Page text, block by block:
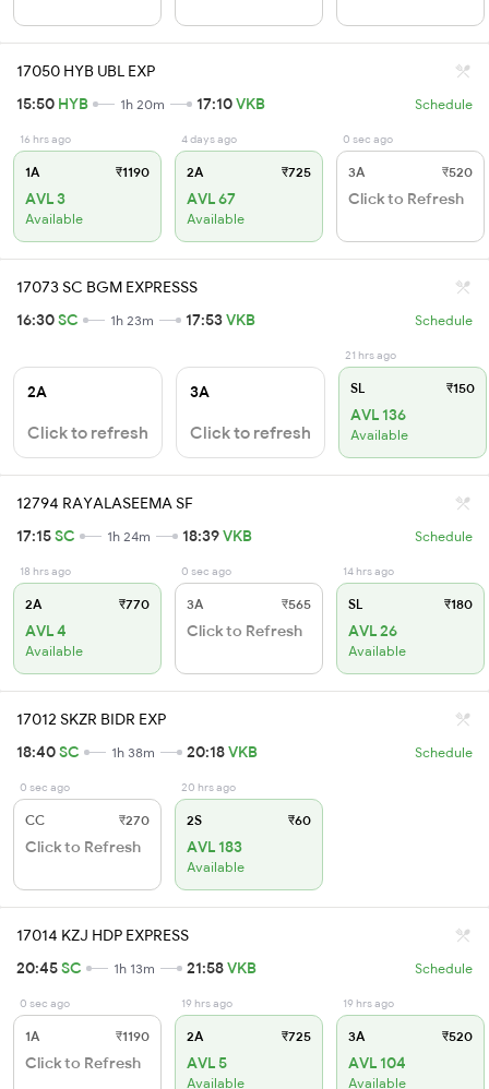
17050 HYB UBL EXP
15:50 HYB 1h 20m 17:10VKB Schedule
16 hrs ago
1A ₹1190
AVL 3
Available
4 days ago
2A ₹725
AVL 67
Available
0 sec ago
3A ₹520
Click to Refresh
17073 SC BGM EXPRESSS
16:30SC 1h 23m 17:53VKB Schedule
2A
Click to refresh
3A
Click to refresh
21 hrs ago
SL ₹150
AVL 136
Available
12794 RAYALASEEMA SF
17:15SC 1h 24m 18:39VKB Schedule
18 hrs ago
2A ₹770
AVL 4
Available
0 sec ago
3A ₹565
Click to Refresh
14 hrs ago
SL ₹180
AVL 26
Available
17012 SKZR BIDR EXP
18:40SC 1h 38m 20:18VKB Schedule
0 sec ago
CC ₹270
Click to Refresh
20 hrs ago
2S ₹60
AVL 183
Available
17014 KZJ HDP EXPRESS
20:45SC 1h 13m 21:58VKB Schedule
0 sec ago
1A ₹1190
Click to Refresh
19 hrs ago
2A ₹725
AVL 5
Available
19 hrs ago
3A ₹520
AVL 104
Available